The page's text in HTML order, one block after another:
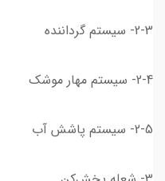
2-3- سیستم گرداننده
2-4- سیستم مهار موشک
2-5- سیستم پاشش آب